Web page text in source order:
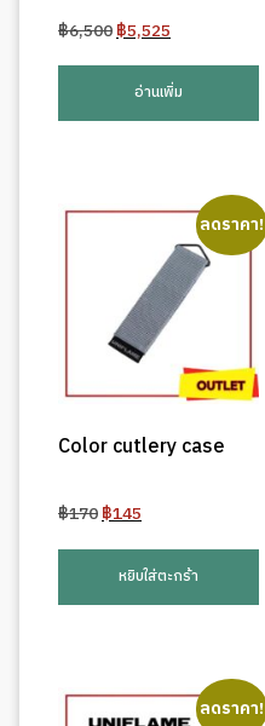
฿6,500Original
was:
฿6,500.
฿5,525
is:
฿5,525.
อ่านเพิ่ม
ลดราคา!
Color cutlery case
฿170Original
฿170.
฿145
is:
฿145.
หยิบใส่ตะกร้า
ลดราคา!